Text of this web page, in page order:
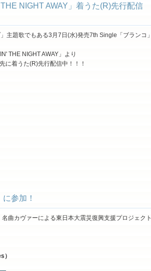
NIGHT AWAY」着うた(R)先行配信
主題歌でもある3月7日(水)発売7th Single「ブランコ」
THE NIGHT AWAY」より
に着うた(R)先行配信中！！！
参加！
曲カヴァーによる東日本大震災復興支援プロジェクト
）